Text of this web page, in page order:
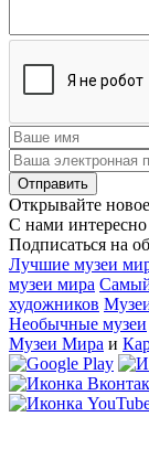
Открывайте
С нами интересно
Подписаться на
Лучшие музеи
музеи мира
художников
Необычные музеи
Музеи Мира и